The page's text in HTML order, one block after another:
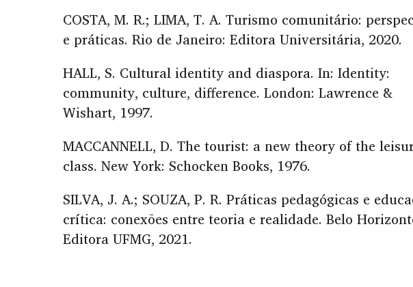
COSTA, M. R.; LIMA, T. A. Turismo comunitário:
e práticas. Rio de Janeiro: Editora Universitária, 2020.
HALL, S. Cultural identity and diaspora. In: Identity:
community, culture, difference. London: Lawrence &
Wishart, 1997.
MACCANNELL, D. The tourist: a new theory of the
class. New York: Schocken Books, 1976.
SILVA, J. A.; SOUZA, P. R. Práticas pedagógicas e
crítica: conexões entre teoria e realidade. Belo
Editora UFMG, 2021.